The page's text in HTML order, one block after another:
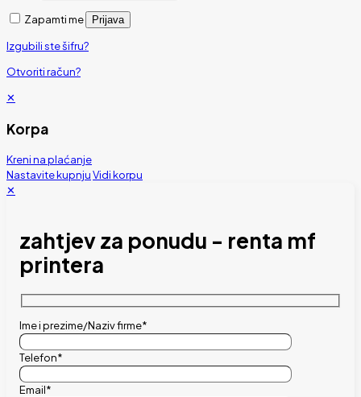
Zapamti me Prijava
Izgubili ste šifru?
Otvoriti račun?
✕
Korpa
Kreni na plaćanje
Nastavite kupnjuVidi korpu
✕
zahtjev za ponudu - renta mf
printera
Ime i prezime/Naziv firme*
Telefon*
Email*